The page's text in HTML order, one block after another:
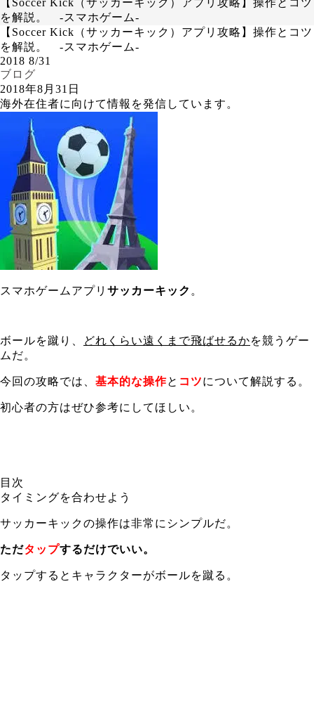
【Soccer Kick（サッカーキック）アプリ攻略】操作とコツ
を解説。 -スマホゲーム-
【Soccer Kick（サッカーキック）アプリ攻略】操作とコツ
を解説。 -スマホゲーム-
2018 8/31
ブログ
2018年8月31日
海外在住者に向けて情報を発信しています。
スマホゲームアプリ サッカーキック 。
ボールを蹴り、 どれくらい遠くまで飛ばせるかを競うゲー
ムだ。
今回の攻略では、 基本的な操作と コツについて解説する。
初心者の方はぜひ参考にしてほしい。
目次
タイミングを合わせよう
サッカーキックの操作は非常にシンプルだ。
ただタップするだけでいい。
タップするとキャラクターがボールを蹴る。